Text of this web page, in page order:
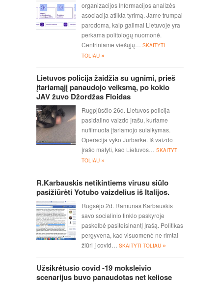
organizacijos Informacijos analizės
asociacija atlikta tyrimą. Jame trumpai
parodoma, kaip galimai Lietuvoje yra
perkama politologų nuomonė.
Centriniame viešųjų…
SKAITYTI
TOLIAU »
Lietuvos policija žaidžia su ugnimi, prieš
įtariamąjį panaudojo veiksmą, po kokio
JAV žuvo Džordžas Floidas
Rugpjūsčio 26d. Lietuvos policija
pasidalino vaizdo įrašu, kuriame
nufilmuota įtariamojo sulaikymas.
Operacija vyko Jurbarke. Iš vaizdo
įrašo matyti, kad Lietuvos…
SKAITYTI
TOLIAU »
R.Karbauskis netikintiems virusu siūlo
pasižiūrėti Yotubo vaizdelius iš Italijos.
Rugsėjo 2d. Ramūnas Karbauskis
savo socialinio tinklo paskyroje
paskelbė pasiteisinantį įrašą. Politikas
pergyvena, kad visuomenė ne rimtai
žiūri į covid…
SKAITYTI TOLIAU »
Užsikrėtusio covid -19 moksleivio
scenarijus buvo panaudotas net keliose